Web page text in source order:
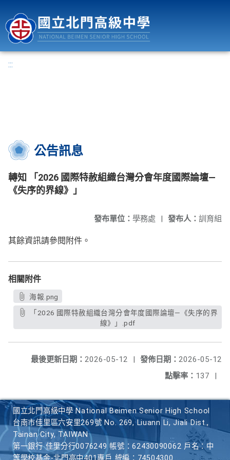
:::
公告訊息
轉知 「2026 國際特赦組織台灣分會年度國際論壇—
《失序的界線》」
發布人： 訓育組
發布單位： 學務處 |
其餘資訊請參閱附件。
相關附件
海報.png
線》」.pdf
發佈日期： 2026-05-12
最後更新日期： 2026-05-12
|
點擊率： 137 |
國立北門高級中學 National Beimen Senior High School
台南市佳里區六安里269號 No. 269, Liuann Li, Jiali Dist.,
Tainan City, TAIWAN
第一銀行 佳里分行0076249 帳號：62430090062 戶名：中
等學校基金-北門高中401專戶 統編：74504300